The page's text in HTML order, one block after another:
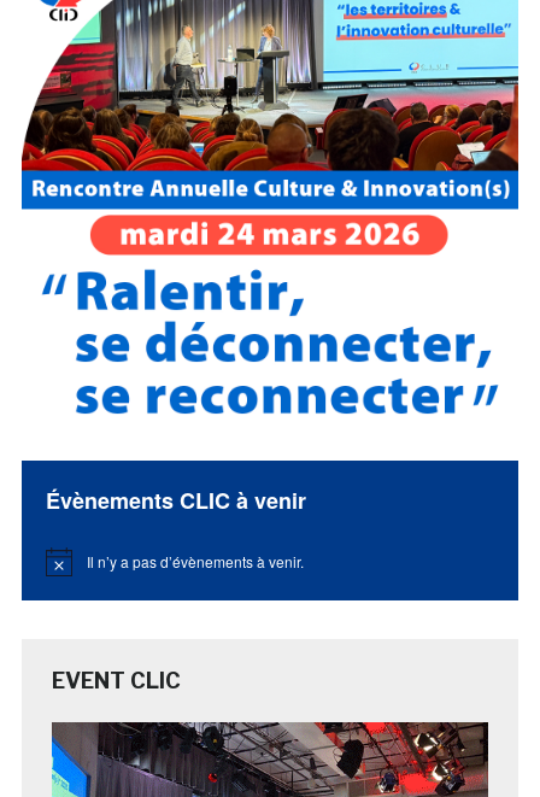
Évènements CLIC à venir
Notice Il n’y a pas d’évènements à venir.
EVENT CLIC